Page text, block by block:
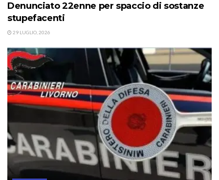
Denunciato 22enne per spaccio di sostanze
stupefacenti
29 LUGLIO, 2026